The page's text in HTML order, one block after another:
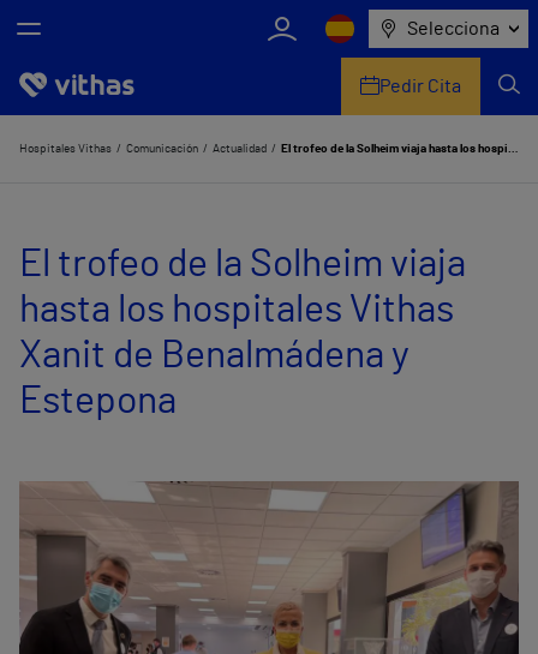
Selecciona
Nosotros
Servicios de salud
Equipo médico y asistencial
Pedir Cita
Hospitales Vithas Comunicación Actualidad El trofeo de la Solheim viaja hasta los hospitales Vithas Xanit de Benalmádena y Estepona
El trofeo de la Solheim viaja
hasta los hospitales Vithas
Xanit de Benalmádena y
Estepona